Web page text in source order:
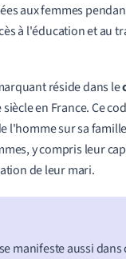
aux femmes
à l'éducation et au
réside dans le
en France. Ce
l'homme sur sa
y compris leur
de leur mari.
manifeste aussi dans